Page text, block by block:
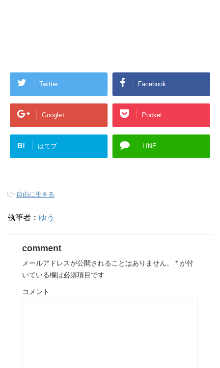
Twitter Facebook
Google+ Pocket
B! はてブ LINE
-自由に生きる
執筆者： ゆう
comment
メールアドレスが公開されることはありません。 * が付
いている欄は必須項目です
コメント